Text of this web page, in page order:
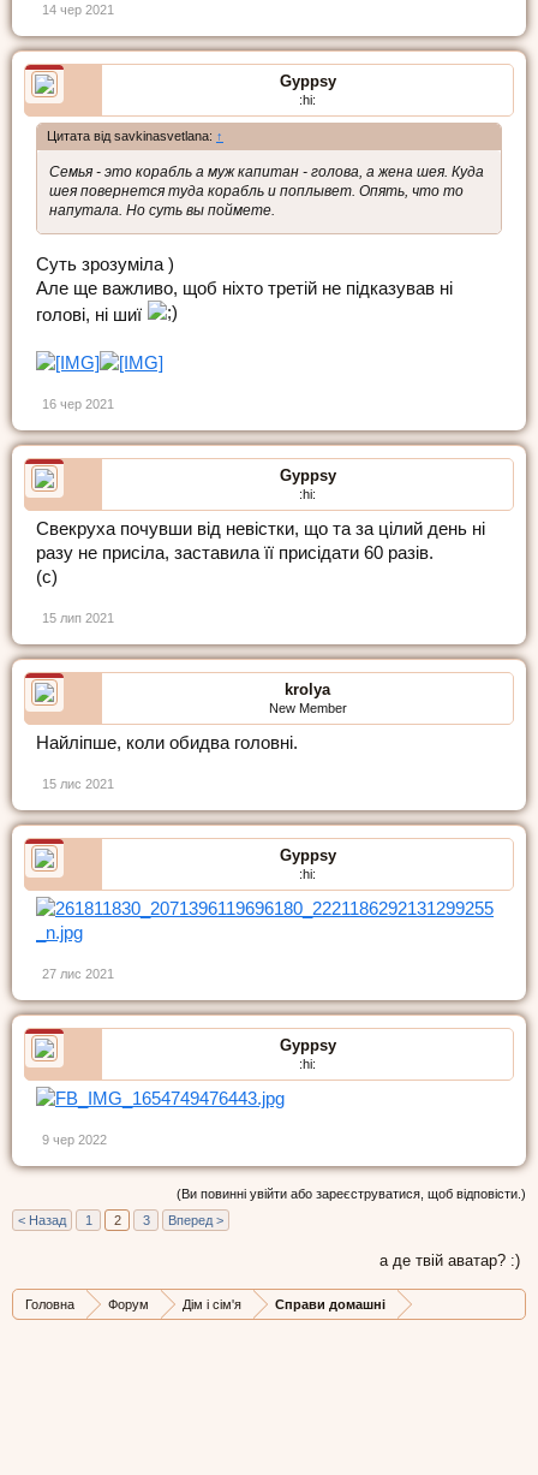
14 чер 2021
Gyppsy
:hi:
Цитата від savkinasvetlana: ↑
Семья - это корабль а муж капитан - голова, а жена шея. Куда
шея повернется туда корабль и поплывет. Опять, что то
напутала. Но суть вы поймете.
Суть зрозуміла )
Але ще важливо, щоб ніхто третій не підказував ні
голові, ні шиї
16 чер 2021
Gyppsy
:hi:
Свекруха почувши від невістки, що та за цілий день ні
разу не присіла, заставила її присідати 60 разів.
(с)
15 лип 2021
krolya
New Member
Найліпше, коли обидва головні.
15 лис 2021
Gyppsy
:hi:
27 лис 2021
Gyppsy
:hi:
9 чер 2022
(Ви повинні увійти або зареєструватися, щоб відповісти.)
< Назад
1 2 3 Вперед >
а де твій аватар? :)
Головна Форум Дім і сім'я Справи домашні